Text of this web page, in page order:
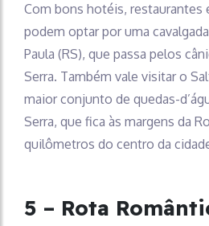
Com bons hotéis, restaurantes
podem optar por uma
Paula (RS), que passa pelos
Serra. Também vale visitar o
maior conjunto de quedas-
Serra, que fica às margens da
quilômetros do centro da
5 – Rota